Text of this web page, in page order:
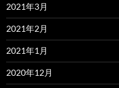
2021年3月
2021年2月
2021年1月
2020年12月